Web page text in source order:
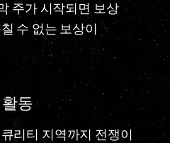
주가 시작되면 보상
수 없는 보상이
동
리티 지역까지 전쟁이